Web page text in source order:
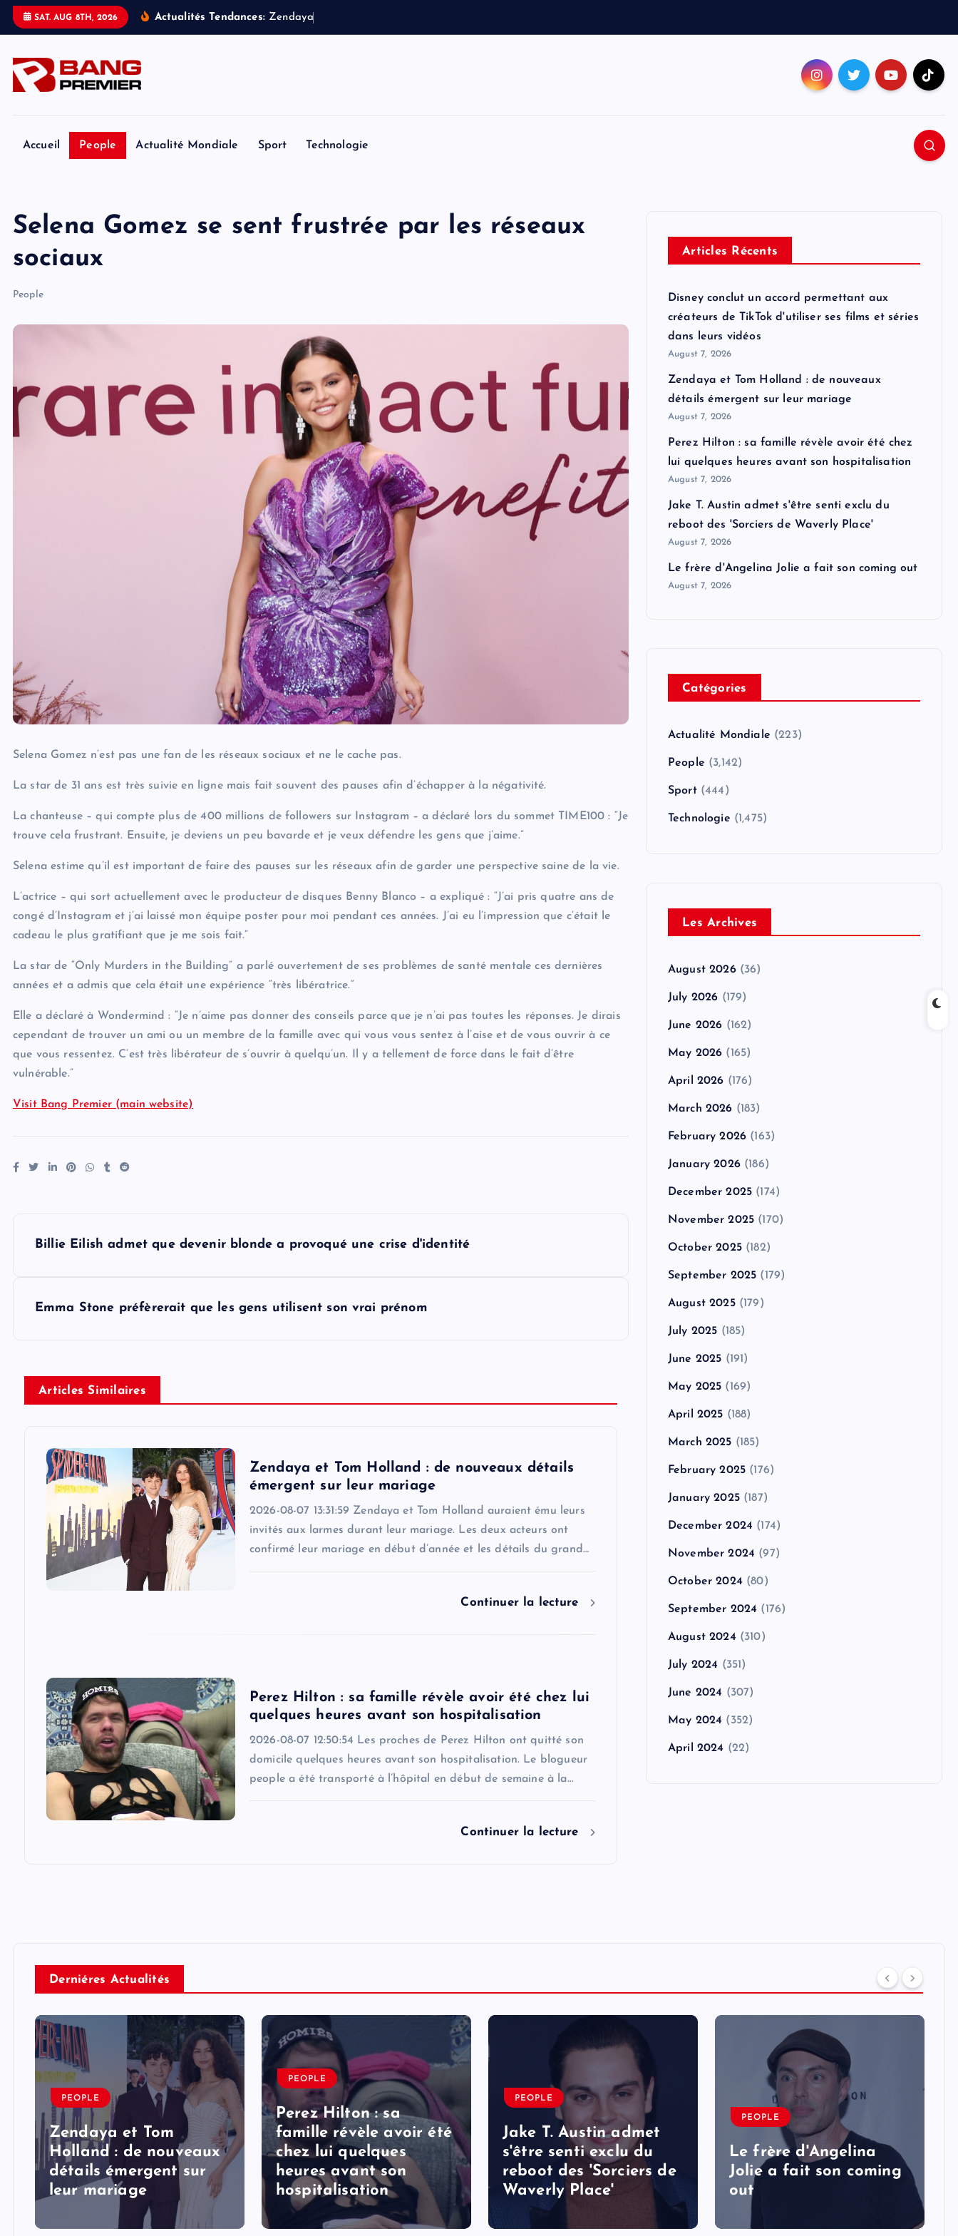
SAT. AUG 8TH, 2026 Actualités Tendances: Zendaya
Accueil People Actualité Mondiale Sport Technologie
Selena Gomez se sent frustrée par les réseaux
sociaux
People
Selena Gomez n’est pas une fan de les réseaux sociaux et ne le cache pas.
La star de 31 ans est très suivie en ligne mais fait souvent des pauses afin d’échapper à la négativité.
La chanteuse – qui compte plus de 400 millions de followers sur Instagram – a déclaré lors du sommet TIME100 : “Je
trouve cela frustrant. Ensuite, je deviens un peu bavarde et je veux défendre les gens que j’aime.”
Selena estime qu’il est important de faire des pauses sur les réseaux afin de garder une perspective saine de la vie.
L’actrice – qui sort actuellement avec le producteur de disques Benny Blanco – a expliqué : “J’ai pris quatre ans de
congé d’Instagram et j’ai laissé mon équipe poster pour moi pendant ces années. J’ai eu l’impression que c’était le
cadeau le plus gratifiant que je me sois fait.”
La star de “Only Murders in the Building” a parlé ouvertement de ses problèmes de santé mentale ces dernières
années et a admis que cela était une expérience “très libératrice.”
Elle a déclaré à Wondermind : “Je n’aime pas donner des conseils parce que je n’ai pas toutes les réponses. Je dirais
cependant de trouver un ami ou un membre de la famille avec qui vous vous sentez à l’aise et de vous ouvrir à ce
que vous ressentez. C’est très libérateur de s’ouvrir à quelqu’un. Il y a tellement de force dans le fait d’être
vulnérable.”
Visit Bang Premier (main website)
Billie Eilish admet que devenir blonde a provoqué une crise d'identité
Emma Stone préfèrerait que les gens utilisent son vrai prénom
Articles Similaires
Zendaya et Tom Holland : de nouveaux détails
émergent sur leur mariage
2026-08-07 13:31:59 Zendaya et Tom Holland auraient ému leurs
invités aux larmes durant leur mariage. Les deux acteurs ont
confirmé leur mariage en début d’année et les détails du grand…
Continuer la lecture
Perez Hilton : sa famille révèle avoir été chez lui
quelques heures avant son hospitalisation
2026-08-07 12:50:54 Les proches de Perez Hilton ont quitté son
domicile quelques heures avant son hospitalisation. Le blogueur
people a été transporté à l’hôpital en début de semaine à la…
Continuer la lecture
Articles Récents
Disney conclut un accord permettant aux
créateurs de TikTok d'utiliser ses films et séries
dans leurs vidéos
August 7, 2026
Zendaya et Tom Holland : de nouveaux
détails émergent sur leur mariage
August 7, 2026
Perez Hilton : sa famille révèle avoir été chez
lui quelques heures avant son hospitalisation
August 7, 2026
Jake T. Austin admet s'être senti exclu du
reboot des 'Sorciers de Waverly Place'
August 7, 2026
Le frère d'Angelina Jolie a fait son coming out
August 7, 2026
Catégories
Actualité Mondiale (223)
People (3,142)
Sport(444)
Technologie (1,475)
Les Archives
August 2026(36)
July 2026 (179)
June 2026 (162)
May 2026 (165)
April 2026 (176)
March 2026 (183)
February 2026 (163)
January 2026(186)
December 2025 (174)
November 2025 (170)
October 2025(182)
September 2025 (179)
August 2025(179)
July 2025 (185)
June 2025 (191)
May 2025 (169)
April 2025 (188)
March 2025 (185)
February 2025 (176)
January 2025(187)
December 2024 (174)
November 2024 (97)
October 2024 (80)
September 2024 (176)
August 2024 (310)
July 2024 (351)
June 2024 (307)
May 2024 (352)
April 2024 (22)
Derniéres Actualités
PEOPLE
Zendaya et Tom
Holland : de nouveaux
détails émergent sur
leur mariage
PEOPLE
Perez Hilton : sa
famille révèle avoir été
chez lui quelques
heures avant son
hospitalisation
PEOPLE
Jake T. Austin admet
s'être senti exclu du
reboot des 'Sorciers de
Waverly Place'
PEOPLE
Le frère d'Angelina
Jolie a fait son coming
out